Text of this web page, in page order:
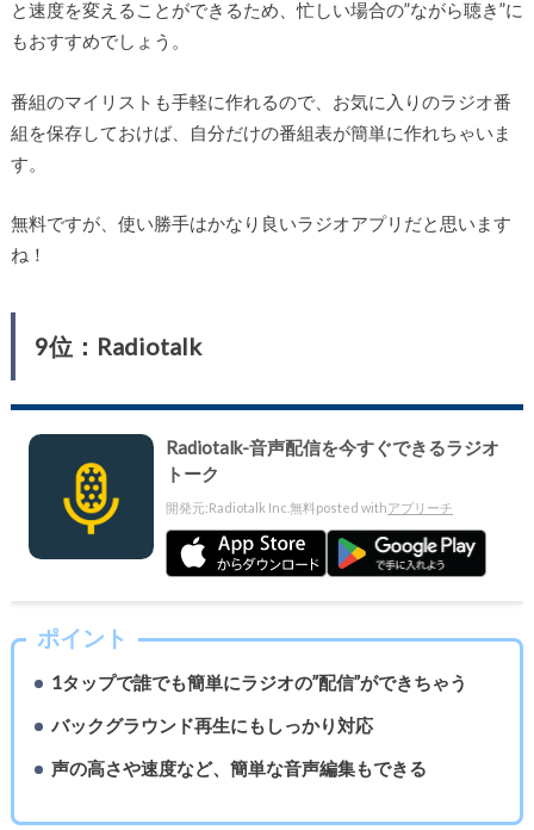
と速度を変えることができるため、忙しい場合の”ながら聴き”に
もおすすめでしょう。
番組のマイリストも手軽に作れるので、お気に入りのラジオ番
組を保存しておけば、自分だけの番組表が簡単に作れちゃいま
す。
無料ですが、使い勝手はかなり良いラジオアプリだと思います
ね！
9位：Radiotalk
Radiotalk-音声配信を今すぐできるラジオ
トーク
開発元:Radiotalk Inc. 無料posted withアプリーチ
ポイント
1タップで誰でも簡単にラジオの”配信”ができちゃう
バックグラウンド再生にもしっかり対応
声の高さや速度など、簡単な音声編集もできる